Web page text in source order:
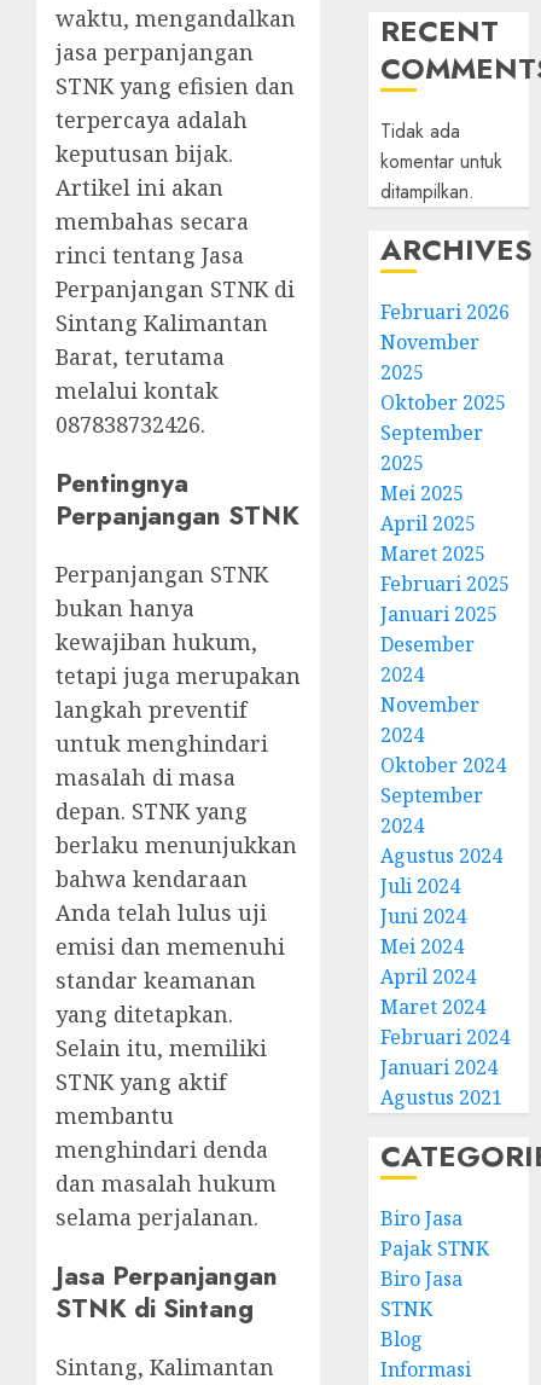
waktu, mengandalkan
jasa perpanjangan
STNK yang efisien dan
terpercaya adalah
keputusan bijak.
Artikel ini akan
membahas secara
rinci tentang Jasa
Perpanjangan STNK di
Sintang Kalimantan
Barat, terutama
melalui kontak
087838732426.
Pentingnya
Perpanjangan STNK
Perpanjangan STNK
bukan hanya
kewajiban hukum,
tetapi juga merupakan
langkah preventif
untuk menghindari
masalah di masa
depan. STNK yang
berlaku menunjukkan
bahwa kendaraan
Anda telah lulus uji
emisi dan memenuhi
standar keamanan
yang ditetapkan.
Selain itu, memiliki
STNK yang aktif
membantu
menghindari denda
dan masalah hukum
selama perjalanan.
Jasa Perpanjangan
STNK di Sintang
Sintang, Kalimantan
RECENT
Tidak ada
komentar untuk
ditampilkan.
ARCHIVES
Februari 2026
November
2025
Oktober 2025
September
2025
Mei 2025
April 2025
Maret 2025
Februari 2025
Januari 2025
Desember
2024
November
2024
Oktober 2024
September
2024
Agustus 2024
Juli 2024
Juni 2024
Mei 2024
April 2024
Maret 2024
Februari 2024
Januari 2024
Agustus 2021
Biro Jasa
Pajak STNK
Biro Jasa
STNK
Blog
Informasi